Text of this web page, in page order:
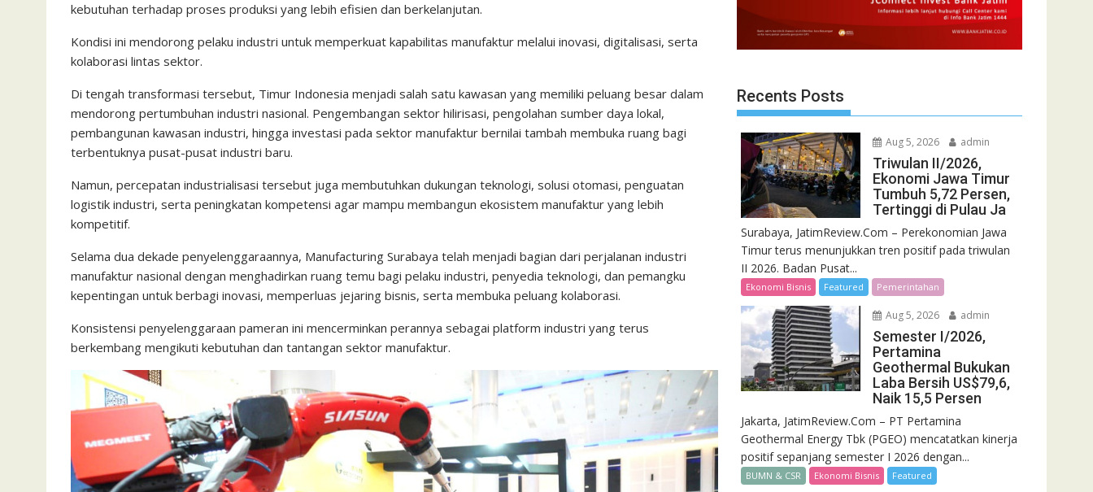
kebutuhan terhadap proses produksi yang lebih efisien dan berkelanjutan.
Kondisi ini mendorong pelaku industri untuk memperkuat kapabilitas manufaktur melalui inovasi, digitalisasi, serta
kolaborasi lintas sektor.
Di tengah transformasi tersebut, Timur Indonesia menjadi salah satu kawasan yang memiliki peluang besar dalam
mendorong pertumbuhan industri nasional. Pengembangan sektor hilirisasi, pengolahan sumber daya lokal,
pembangunan kawasan industri, hingga investasi pada sektor manufaktur bernilai tambah membuka ruang bagi
terbentuknya pusat-pusat industri baru.
Namun, percepatan industrialisasi tersebut juga membutuhkan dukungan teknologi, solusi otomasi, penguatan
logistik industri, serta peningkatan kompetensi agar mampu membangun ekosistem manufaktur yang lebih
kompetitif.
Selama dua dekade penyelenggaraannya, Manufacturing Surabaya telah menjadi bagian dari perjalanan industri
manufaktur nasional dengan menghadirkan ruang temu bagi pelaku industri, penyedia teknologi, dan pemangku
kepentingan untuk berbagi inovasi, memperluas jejaring bisnis, serta membuka peluang kolaborasi.
Konsistensi penyelenggaraan pameran ini mencerminkan perannya sebagai platform industri yang terus
berkembang mengikuti kebutuhan dan tantangan sektor manufaktur.
Recents Posts
Aug 5, 2026 admin
Triwulan II/2026,
Ekonomi Jawa Timur
Tumbuh 5,72 Persen,
Tertinggi di Pulau Ja
Surabaya, JatimReview.Com – Perekonomian Jawa
Timur terus menunjukkan tren positif pada triwulan
II 2026. Badan Pusat...
Ekonomi Bisnis Featured Pemerintahan
Aug 5, 2026 admin
Semester I/2026,
Pertamina
Geothermal Bukukan
Laba Bersih US$79,6,
Naik 15,5 Persen
Jakarta, JatimReview.Com – PT Pertamina
Geothermal Energy Tbk (PGEO) mencatatkan kinerja
positif sepanjang semester I 2026 dengan...
BUMN & CSR Ekonomi Bisnis Featured